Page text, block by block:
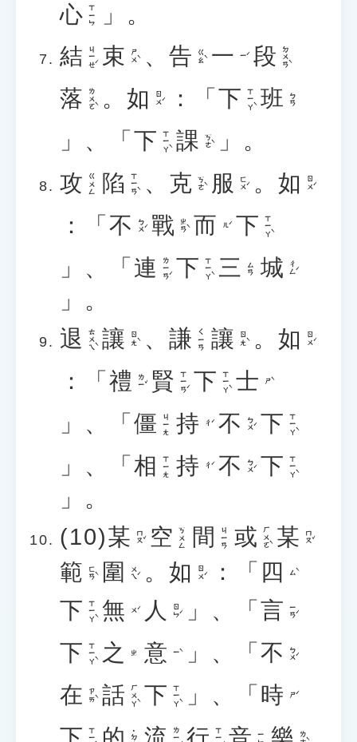
心 ㄒㄧㄣ
」。
結 ㄐㄧㄝˊ 束 ㄕㄨˋ 、 告 ㄍㄠˋ 一 ㄧˊ 段 ㄉㄨㄢˋ
落 ㄌㄨㄛˋ 。 如 ㄖㄨˊ ：「 下 ㄒㄧㄚˋ 班 ㄅㄢ
」、「 下 ㄒㄧㄚˋ 課 ㄎㄜˋ
」。
攻 ㄍㄨㄥ 陷 ㄒㄧㄢˋ 、 克 ㄎㄜˋ 服 ㄈㄨˊ 。 如 ㄖㄨˊ
：「 不 ㄅㄨˊ 戰 ㄓㄢˋ 而 ㄦˊ 下 ㄒㄧㄚˋ
」、「 連 ㄌㄧㄢˊ 下 ㄒㄧㄚˋ 三 ㄙㄢ 城 ㄔㄥˊ
」。
退 ㄊㄨㄟˋ 讓 ㄖㄤˋ 、 謙 ㄑㄧㄢ 讓 ㄖㄤˋ 。 如 ㄖㄨˊ
：「 禮 ㄌㄧˇ 賢 ㄒㄧㄢˊ 下 ㄒㄧㄚˋ 士 ㄕˋ
」、「 僵 ㄐㄧㄤ 持 ㄔˊ 不 ㄅㄨˊ 下 ㄒㄧㄚˋ
」、「 相 ㄒㄧㄤ 持 ㄔˊ 不 ㄅㄨˊ 下 ㄒㄧㄚˋ
」。
(10)某 ㄇㄡˇ 空 ㄎㄨㄥ 間 ㄐㄧㄢ 或 ㄏㄨㄛˋ 某 ㄇㄡˇ
範 ㄈㄢˋ 圍 ㄨㄟˊ 。 如 ㄖㄨˊ ：「 四 ㄙˋ
下 ㄒㄧㄚˋ 無 ㄨˊ 人 ㄖㄣˊ 」、「 言 ㄧㄢˊ
下 ㄒㄧㄚˋ 之 ㄓ 意 ㄧˋ 」、「 不 ㄅㄨˊ
在 ㄗㄞˋ 話 ㄏㄨㄚˋ 下 ㄒㄧㄚˋ 」、「 時 ㄕˊ
ㄧㄣ ㄌㄜˋ